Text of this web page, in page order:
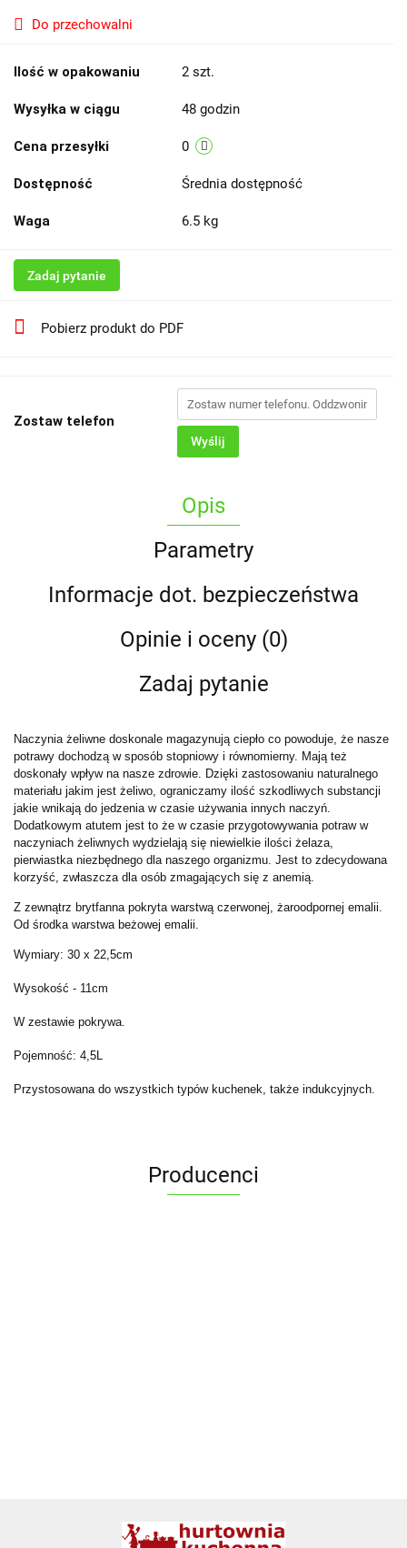
Do przechowalni
Ilość w opakowaniu 2 szt.
Wysyłka w ciągu 48 godzin
Cena przesyłki 0
Dostępność Średnia dostępność
Waga 6.5 kg
Zadaj pytanie
Pobierz produkt do PDF
Zostaw telefon
Wyślij
Opis
Parametry
Informacje dot. bezpieczeństwa
Opinie i oceny (0)
Zadaj pytanie
Naczynia żeliwne doskonale magazynują ciepło co powoduje, że nasze
potrawy dochodzą w sposób stopniowy i równomierny. Mają też
doskonały wpływ na nasze zdrowie. Dzięki zastosowaniu naturalnego
materiału jakim jest żeliwo, ograniczamy ilość szkodliwych substancji
jakie wnikają do jedzenia w czasie używania innych naczyń.
Dodatkowym atutem jest to że w czasie przygotowywania potraw w
naczyniach żeliwnych wydzielają się niewielkie ilości żelaza,
pierwiastka niezbędnego dla naszego organizmu. Jest to zdecydowana
korzyść, zwłaszcza dla osób zmagających się z anemią.
Z zewnątrz brytfanna pokryta warstwą czerwonej, żaroodpornej emalii.
Od środka warstwa beżowej emalii.
Wymiary: 30 x 22,5cm
Wysokość - 11cm
W zestawie pokrywa.
Pojemność: 4,5L
Przystosowana do wszystkich typów kuchenek, także indukcyjnych.
Producenci